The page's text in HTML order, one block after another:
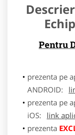
Pentru
prezenta pe
ANDROID:
prezenta pe
iOS:
link
prezenta